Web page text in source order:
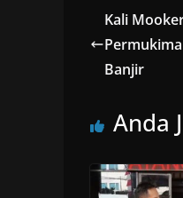
Kali
Banjir
Anda